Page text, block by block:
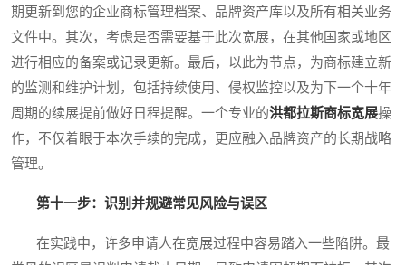
期更新到您的企业商标管理档案、品牌资产库以及所有相关业务
文件中。其次，考虑是否需要基于此次宽展，在其他国家或地区
进行相应的备案或记录更新。最后，以此为节点，为商标建立新
的监测和维护计划，包括持续使用、侵权监控以及为下一个十年
周期的续展提前做好日程提醒。一个专业的洪都拉斯商标宽展操
作，不仅着眼于本次手续的完成，更应融入品牌资产的长期战略
管理。
第十一步：识别并规避常见风险与误区
在实践中，许多申请人在宽展过程中容易踏入一些陷阱。最